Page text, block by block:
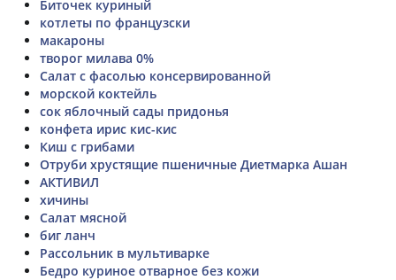
Биточек куриный
котлеты по французски
макароны
творог милава 0%
Салат с фасолью консервированной
морской коктейль
сок яблочный сады придонья
конфета ирис кис-кис
Киш с грибами
Отруби хрустящие пшеничные Диетмарка Ашан
АКТИВИЛ
хичины
Салат мясной
биг ланч
Рассольник в мультиварке
Бедро куриное отварное без кожи